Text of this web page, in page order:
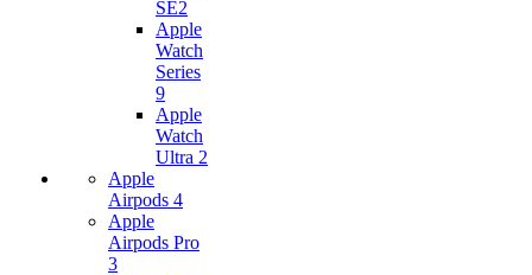
SE2
Apple
Watch
Series
9
Apple
Watch
Ultra 2
Apple
Airpods 4
Apple
Airpods Pro
3